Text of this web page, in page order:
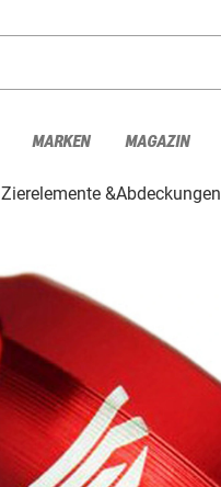
MARKEN MAGAZIN
Zierelemente &Abdeckungen